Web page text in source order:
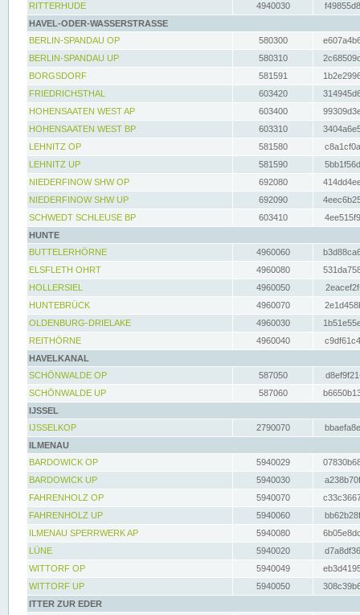
RITTERHUDE
4940030
HAVEL-ODER-WASSERSTRASSE
BERLIN-SPANDAU OP
580300
BERLIN-SPANDAU UP
580310
BORGSDORF
581591
FRIEDRICHSTHAL
603420
HOHENSAATEN WEST AP
603400
HOHENSAATEN WEST BP
603310
LEHNITZ OP
581580
LEHNITZ UP
581590
NIEDERFINOW SHW OP
692080
NIEDERFINOW SHW UP
692090
SCHWEDT SCHLEUSE BP
603410
HUNTE
BUTTELERHÖRNE
4960060
ELSFLETH OHRT
4960080
HOLLERSIEL
4960050
HUNTEBRÜCK
4960070
OLDENBURG-DRIELAKE
4960030
REITHÖRNE
4960040
HAVELKANAL
SCHÖNWALDE OP
587050
SCHÖNWALDE UP
587060
IJSSEL
IJSSELKOP
2790070
ILMENAU
BARDOWICK OP
5940029
BARDOWICK UP
5940030
FAHRENHOLZ OP
5940070
FAHRENHOLZ UP
5940060
ILMENAU SPERRWERK AP
5940080
LÜNE
5940020
WITTORF OP
5940049
WITTORF UP
5940050
ITTER ZUR EDER